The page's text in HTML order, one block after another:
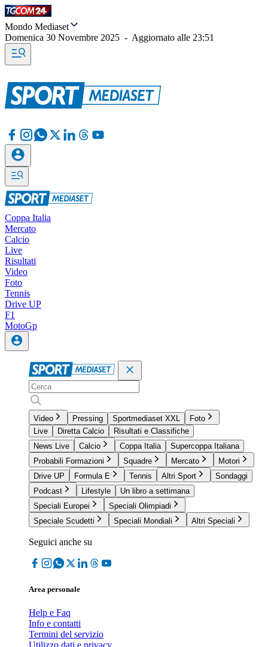
Mondo Mediaset
Domenica 30 Novembre 2025 - Aggiornato alle 23:51
Coppa Italia
Mercato
Calcio
Live
Risultati
Video
Foto
Tennis
Drive UP
F1
MotoGp
Video Pressing Sportmediaset XXL
Foto
Live
Diretta Calcio
Risultati e Classifiche
News Live
Calcio Coppa Italia
Supercoppa Italiana
Probabili Formazioni
Squadre Mercato
Motori
Drive UP
Formula E Tennis Altri Sport
Sondaggi
Podcast
Lifestyle
Un libro a settimana
Speciali Europei
Speciali Olimpiadi
Speciale Scudetti
Speciali Mondiali Altri Speciali
Seguici anche su
Area personale
Help e Faq
Info e contatti
Termini del servizio